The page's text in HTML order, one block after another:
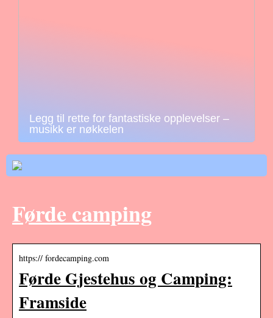
Legg til rette for fantastiske opplevelser –
musikk er nøkkelen
Førde camping
https:// fordecamping.com
Førde Gjestehus og Camping:
Framside